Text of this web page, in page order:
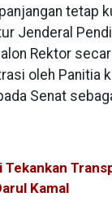
tetap
Jenderal
Rektor
oleh Panitia
Senat
Tekankan
Kamal